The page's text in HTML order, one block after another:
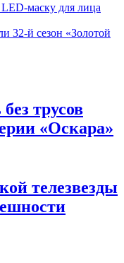
маску для лица
32-й сезон «Золотой
трусов
«Оскара»
телезвезды